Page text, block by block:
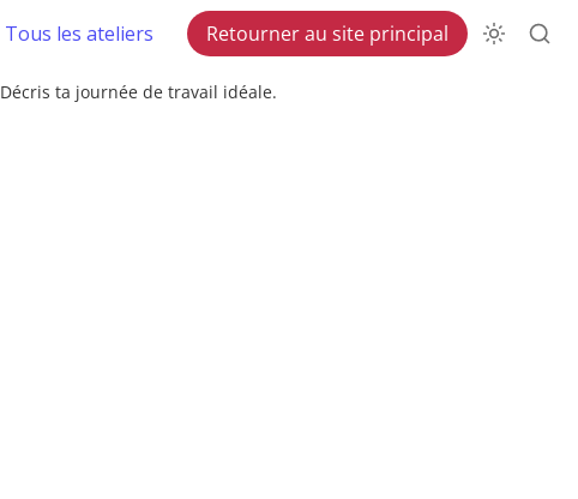
Tous les ateliers Retourner au site principal
Décris ta journée de travail idéale.